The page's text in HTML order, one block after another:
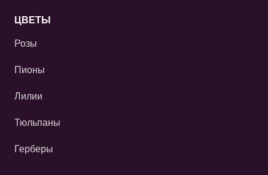
ЦВЕТЫ
Розы
Пионы
Лилии
Тюльпаны
Герберы